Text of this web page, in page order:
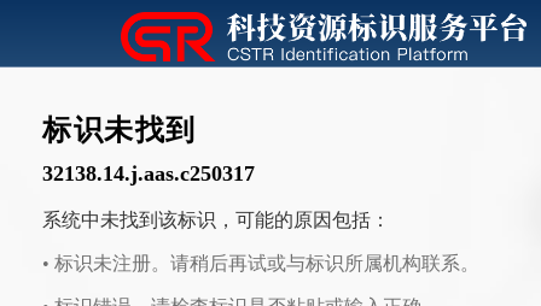
标识未找到
32138.14.j.aas.c250317
系统中未找到该标识，可能的原因包括：
• 标识未注册。请稍后再试或与标识所属机构联系。